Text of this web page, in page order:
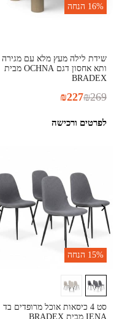
16% הנחה
שידת לילה מעץ מלא עם מגירה
ותא אחסון דגם OCHNA מבית
BRADEX
₪269
₪227
לפרטים ורכישה
15% הנחה
סט 4 כיסאות אוכל מרופדים בד
IENA מבית BRADEX